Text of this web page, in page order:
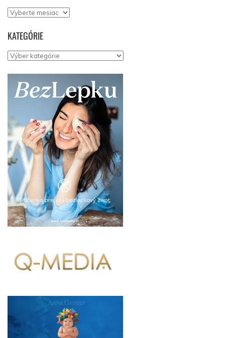
Archív
KATEGÓRIE
Kategórie